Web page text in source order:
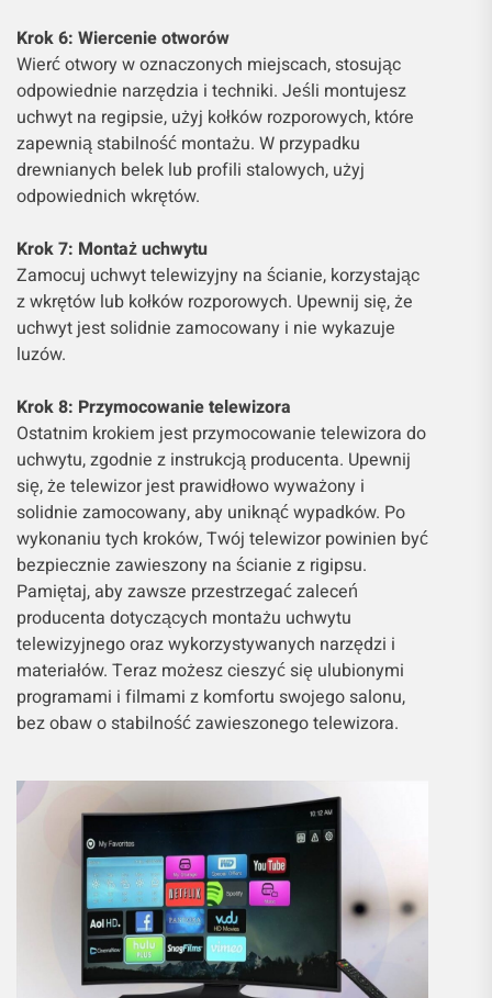
Krok 6: Wiercenie otworów
Wierć otwory w oznaczonych miejscach, stosując
odpowiednie narzędzia i techniki. Jeśli montujesz
uchwyt na regipsie, użyj kołków rozporowych, które
zapewnią stabilność montażu. W przypadku
drewnianych belek lub profili stalowych, użyj
odpowiednich wkrętów.
Krok 7: Montaż uchwytu
Zamocuj uchwyt telewizyjny na ścianie, korzystając
z wkrętów lub kołków rozporowych. Upewnij się, że
uchwyt jest solidnie zamocowany i nie wykazuje
luzów.
Krok 8: Przymocowanie telewizora
Ostatnim krokiem jest przymocowanie telewizora do
uchwytu, zgodnie z instrukcją producenta. Upewnij
się, że telewizor jest prawidłowo wyważony i
solidnie zamocowany, aby uniknąć wypadków. Po
wykonaniu tych kroków, Twój telewizor powinien być
bezpiecznie zawieszony na ścianie z rigipsu.
Pamiętaj, aby zawsze przestrzegać zaleceń
producenta dotyczących montażu uchwytu
telewizyjnego oraz wykorzystywanych narzędzi i
materiałów. Teraz możesz cieszyć się ulubionymi
programami i filmami z komfortu swojego salonu,
bez obaw o stabilność zawieszonego telewizora.